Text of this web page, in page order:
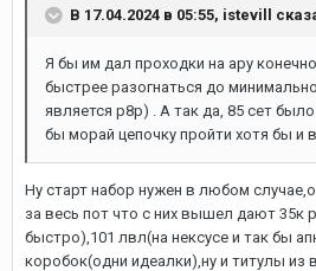
В 17.04.2024 в 05:55, istevill
Я бы им дал проходки на ару
быстрее разогнаться до
является р8р) . А так да, 85 сет
бы морай цепочку пройти хотя бы и
Ну старт набор нужен в любом
за весь пот что с них вышел дают 35к
быстро),101 лвл(на нексусе и так бы
коробок(одни идеалки),ну и титулы из